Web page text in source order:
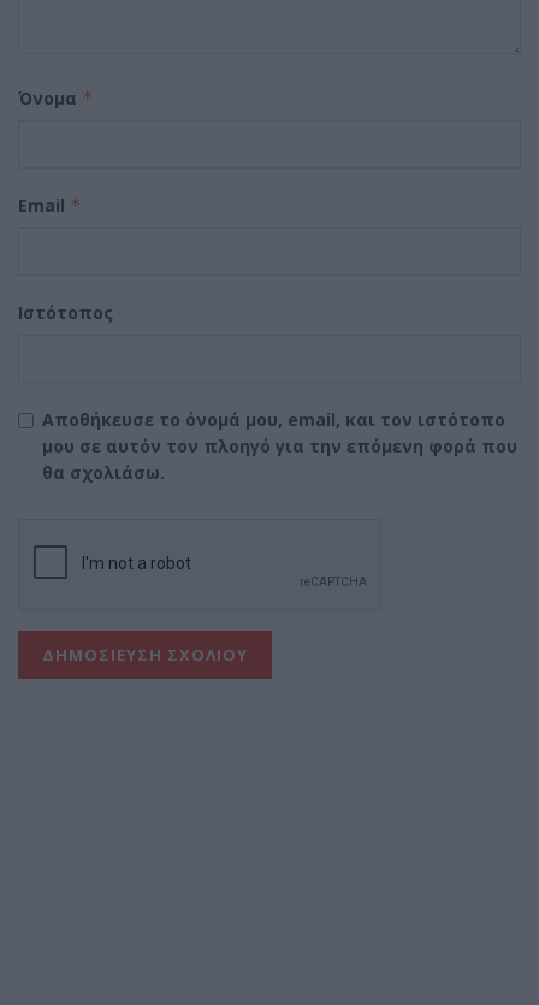
Όνομα *
Email *
Ιστότοπος
Αποθήκευσε το όνομά μου, email, και τον ιστότοπο
μου σε αυτόν τον πλοηγό για την επόμενη φορά που
θα σχολιάσω.